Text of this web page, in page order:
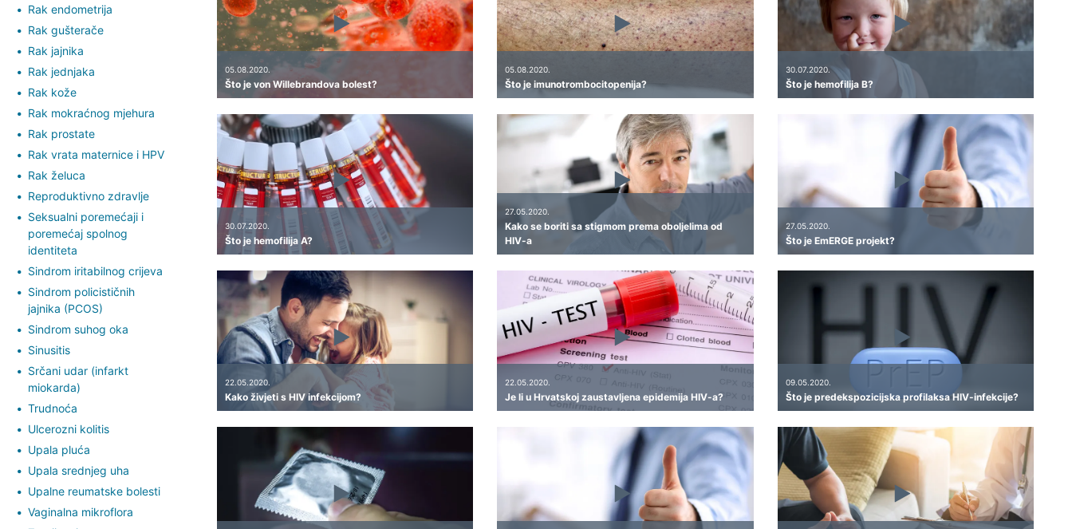
Rak endometrija
Rak gušterače
Rak jajnika
Rak jednjaka
Rak kože
Rak mokraćnog mjehura
Rak prostate
Rak vrata maternice i HPV
Rak želuca
Reproduktivno zdravlje
Seksualni poremećaji i
poremećaj spolnog
identiteta
Sindrom iritabilnog crijeva
Sindrom policističnih
jajnika (PCOS)
Sindrom suhog oka
Sinusitis
Srčani udar (infarkt
miokarda)
Trudnoća
Ulcerozni kolitis
Upala pluća
Upala srednjeg uha
Upalne reumatske bolesti
Vaginalna mikroflora
05.08.2020.
Što je von Willebrandova bolest?
05.08.2020.
Što je imunotrombocitopenija?
30.07.2020.
Što je hemofilija B?
30.07.2020.
Što je hemofilija A?
27.05.2020.
Kako se boriti sa stigmom prema oboljelima od
HIV-a
27.05.2020.
Što je EmERGE projekt?
22.05.2020.
Kako živjeti s HIV infekcijom?
22.05.2020.
Je li u Hrvatskoj zaustavljena epidemija HIV-a?
09.05.2020.
Što je predekspozicijska profilaksa HIV-infekcije?